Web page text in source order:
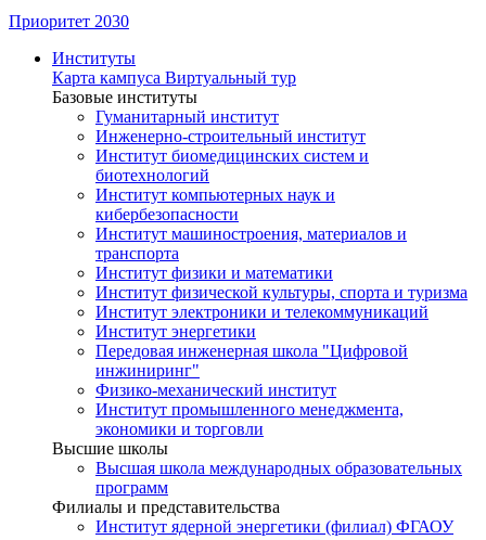
Приоритет 2030
Институты
Карта кампуса Виртуальный тур
Базовые институты
Гуманитарный институт
Инженерно-строительный институт
Институт биомедицинских систем и
биотехнологий
Институт компьютерных наук и
кибербезопасности
Институт машиностроения, материалов и
транспорта
Институт физики и математики
Институт физической культуры, спорта и туризма
Институт электроники и телекоммуникаций
Институт энергетики
Передовая инженерная школа "Цифровой
инжиниринг"
Физико-механический институт
Институт промышленного менеджмента,
экономики и торговли
Высшие школы
Высшая школа международных образовательных
программ
Филиалы и представительства
Институт ядерной энергетики (филиал) ФГАОУ